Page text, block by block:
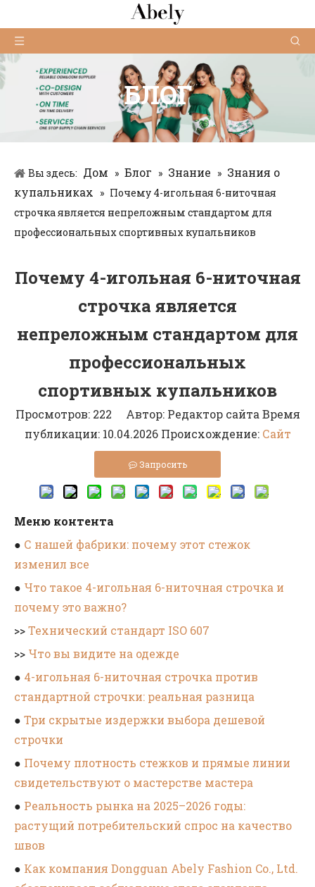
БЛОГ
Вы здесь: Дом » Блог » Знание » Знания о
купальниках » Почему 4-игольная 6-ниточная
строчка является непреложным стандартом для
профессиональных спортивных купальников
Почему 4-игольная 6-ниточная
строчка является
непреложным стандартом для
профессиональных
спортивных купальников
Просмотров: 222 Автор: Редактор сайта Время
публикации: 10.04.2026 Происхождение: Сайт
Запросить
Меню контента
● С нашей фабрики: почему этот стежок
изменил все
● Что такое 4-игольная 6-ниточная строчка и
почему это важно?
>>Технический стандарт ISO 607
>> Что вы видите на одежде
● 4-игольная 6-ниточная строчка против
стандартной строчки: реальная разница
● Три скрытые издержки выбора дешевой
строчки
● Почему плотность стежков и прямые линии
свидетельствуют о мастерстве мастера
● Реальность рынка на 2025–2026 годы:
растущий потребительский спрос на качество
швов
● Как компания Dongguan Abely Fashion Co., Ltd.